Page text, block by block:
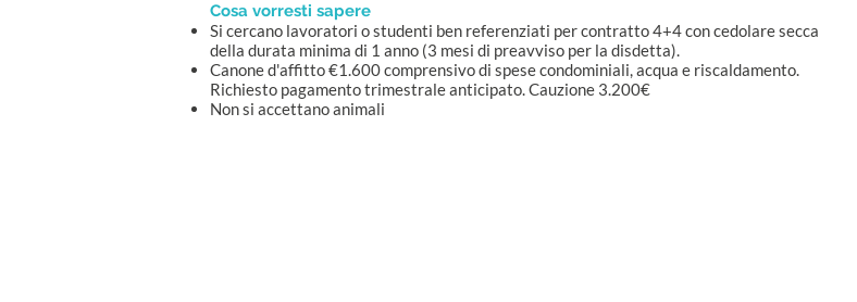
Cosa vorresti sapere
Si cercano lavoratori o studenti ben referenziati per contratto 4+4 con cedolare secca
della durata minima di 1 anno (3 mesi di preavviso per la disdetta).
Canone d'affitto €1.600 comprensivo di spese condominiali, acqua e riscaldamento.
Richiesto pagamento trimestrale anticipato. Cauzione 3.200€
Non si accettano animali